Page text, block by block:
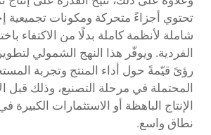
تحتوي أجزاءً متحركة ومكونات تجميعية
شاملة لأنظمة كاملة بدلًا من الاكتفاء
الفردية. ويوفّر هذا النهج الشمولي لتطوير
رؤىً قيّمةً حول أداء المنتج وتجربة
المحتملة في مرحلة التصنيع، وذلك قبل
الإنتاج الباهظة أو الاستثمارات الكبيرة
نطاق واسع.